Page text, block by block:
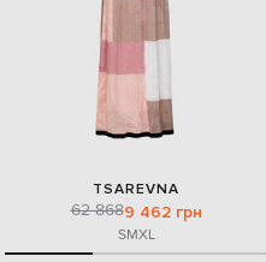
TSAREVNA
62 8689 462 грн
SMXL